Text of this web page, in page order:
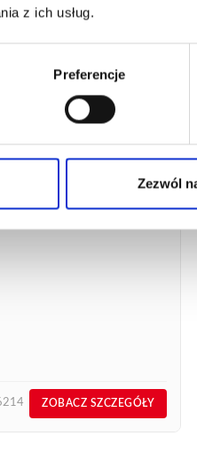
z ich usług.
Preferencje
Zezwól
DLA DEKARZY TITAN’
€ netto
ZOBACZ SZCZEGÓŁY